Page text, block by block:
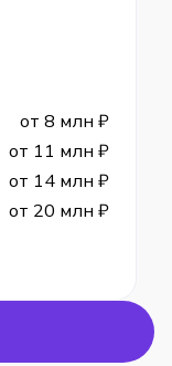
от 8 млн ₽
от 11 млн ₽
от 14 млн ₽
от 20 млн ₽